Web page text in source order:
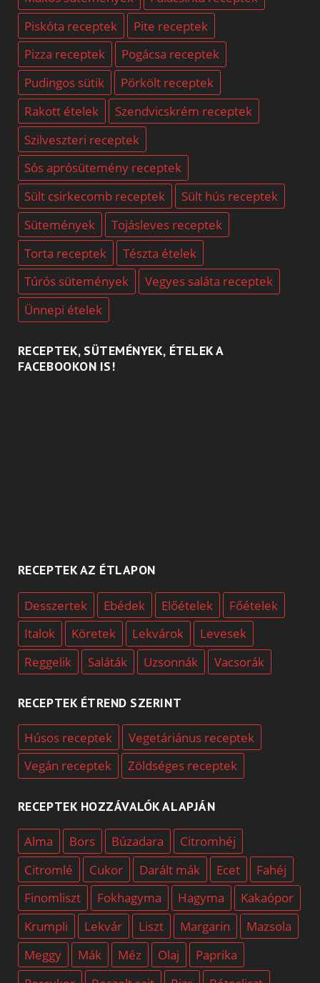
Piskóta receptek
Pite receptek
Pizza receptek
Pogácsa receptek
Pudingos sütik
Pörkölt receptek
Rakott ételek
Szendvicskrém receptek
Szilveszteri receptek
Sós aprósütemény receptek
Sült csirkecomb receptek
Sült hús receptek
Sütemények
Tojásleves receptek
Torta receptek
Tészta ételek
Túrós sütemények
Vegyes saláta receptek
Ünnepi ételek
RECEPTEK, SÜTEMÉNYEK, ÉTELEK A
FACEBOOKON IS!
RECEPTEK AZ ÉTLAPON
Desszertek Ebédek Előételek
Főételek
Italok
Köretek Lekvárok
Levesek
Reggelik
Saláták Uzsonnák Vacsorák
RECEPTEK ÉTREND SZERINT
Húsos receptek
Vegetáriánus receptek
Vegán receptek
Zöldséges receptek
RECEPTEK HOZZÁVALÓK ALAPJÁN
Alma Bors Búzadara
Citromhéj
Citromlé
Cukor Darált mák Ecet
Fahéj
Finomliszt
Fokhagyma Hagyma
Kakaópor
Krumpli
Lekvár Liszt Margarin
Mazsola
Meggy
Mák Méz Olaj
Paprika